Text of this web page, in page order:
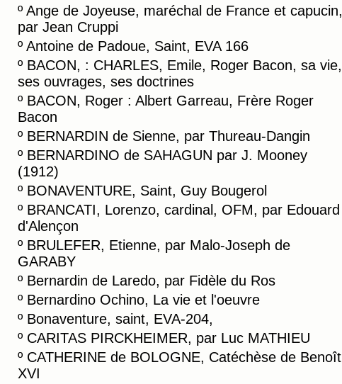
º Ange de Joyeuse, maréchal de France et capucin,
par Jean Cruppi
º Antoine de Padoue, Saint, EVA 166
º BACON, : CHARLES, Emile, Roger Bacon, sa vie,
ses ouvrages, ses doctrines
º BACON, Roger : Albert Garreau, Frère Roger
Bacon
º BERNARDIN de Sienne, par Thureau-Dangin
º BERNARDINO de SAHAGUN par J. Mooney
(1912)
º BONAVENTURE, Saint, Guy Bougerol
º BRANCATI, Lorenzo, cardinal, OFM, par Edouard
d'Alençon
º BRULEFER, Etienne, par Malo-Joseph de
GARABY
º Bernardin de Laredo, par Fidèle du Ros
º Bernardino Ochino, La vie et l'oeuvre
º Bonaventure, saint, EVA-204,
º CARITAS PIRCKHEIMER, par Luc MATHIEU
º CATHERINE de BOLOGNE, Catéchèse de Benoît
XVI